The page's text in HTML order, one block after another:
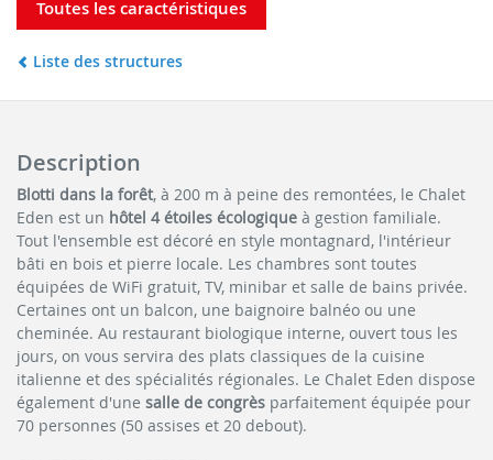
Toutes les caractéristiques
Liste des structures
Description
Blotti dans la forêt, à 200 m à peine des remontées, le Chalet
Eden est un hôtel 4 étoiles écologique à gestion familiale.
Tout l'ensemble est décoré en style montagnard, l'intérieur
bâti en bois et pierre locale. Les chambres sont toutes
équipées de WiFi gratuit, TV, minibar et salle de bains privée.
Certaines ont un balcon, une baignoire balnéo ou une
cheminée. Au restaurant biologique interne, ouvert tous les
jours, on vous servira des plats classiques de la cuisine
italienne et des spécialités régionales. Le Chalet Eden dispose
également d'une salle de congrès parfaitement équipée pour
70 personnes (50 assises et 20 debout).